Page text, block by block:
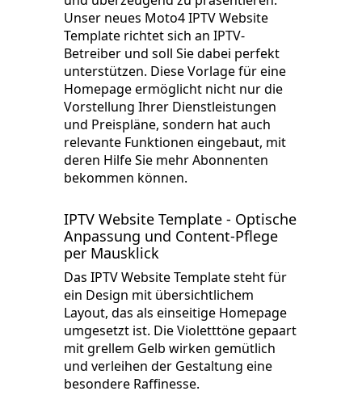
Unser neues Moto4 IPTV Website
Template richtet sich an IPTV-
Betreiber und soll Sie dabei perfekt
unterstützen. Diese Vorlage für eine
Homepage ermöglicht nicht nur die
Vorstellung Ihrer Dienstleistungen
und Preispläne, sondern hat auch
relevante Funktionen eingebaut, mit
deren Hilfe Sie mehr Abonnenten
bekommen können.
IPTV Website Template - Optische
Anpassung und Content-Pflege
per Mausklick
Das IPTV Website Template steht für
ein Design mit übersichtlichem
Layout, das als einseitige Homepage
umgesetzt ist. Die Violetttöne gepaart
mit grellem Gelb wirken gemütlich
und verleihen der Gestaltung eine
besondere Raffinesse.